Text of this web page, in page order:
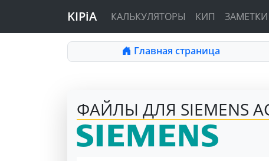
KIPiA КАЛЬКУЛЯТОРЫ КИП ЗАМЕТКИ
Главная страница
ФАЙЛЫ ДЛЯ SIEMENS